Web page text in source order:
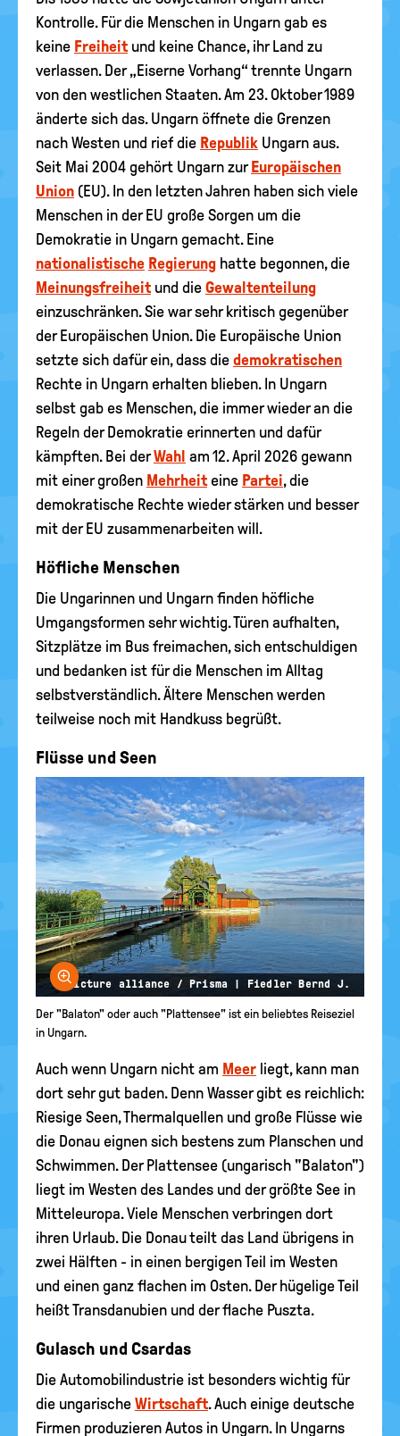
Kontrolle. Für die Menschen in Ungarn gab es
keine Freiheitund keine Chance, ihr Land zu
verlassen. Der „Eiserne Vorhang“ trennte Ungarn
von den westlichen Staaten. Am 23. Oktober 1989
änderte sich das. Ungarn öffnete die Grenzen
nach Westen und rief die Republik Ungarn aus.
Seit Mai 2004 gehört Ungarn zur Europäischen
Union (EU). In den letzten Jahren haben sich viele
Menschen in der EU große Sorgen um die
Demokratie in Ungarn gemacht. Eine
nationalistische Regierung hatte begonnen, die
Meinungsfreiheitund die Gewaltenteilung
einzuschränken. Sie war sehr kritisch gegenüber
der Europäischen Union. Die Europäische Union
setzte sich dafür ein, dass die demokratischen
Rechte in Ungarn erhalten blieben. In Ungarn
selbst gab es Menschen, die immer wieder an die
Regeln der Demokratie erinnerten und dafür
kämpften. Bei derWahl am 12. April 2026 gewann
mit einer großen Mehrheiteine Partei, die
demokratische Rechte wieder stärken und besser
mit der EU zusammenarbeiten will.
Höfliche Menschen
Die Ungarinnen und Ungarn finden höfliche
Umgangsformen sehr wichtig. Türen aufhalten,
Sitzplätze im Bus freimachen, sich entschuldigen
und bedanken ist für die Menschen im Alltag
selbstverständlich. Ältere Menschen werden
teilweise noch mit Handkuss begrüßt.
Flüsse und Seen
Bild vergrößern
© picture alliance / Prisma | Fiedler Bernd J.
Der "Balaton" oder auch "Plattensee" ist ein beliebtes Reiseziel
in Ungarn.
Auch wenn Ungarn nicht am Meer liegt, kann man
dort sehr gut baden. Denn Wasser gibt es reichlich:
Riesige Seen, Thermalquellen und große Flüsse wie
die Donau eignen sich bestens zum Planschen und
Schwimmen. Der Plattensee (ungarisch "Balaton")
liegt im Westen des Landes und der größte See in
Mitteleuropa. Viele Menschen verbringen dort
ihren Urlaub. Die Donau teilt das Land übrigens in
zwei Hälften - in einen bergigen Teil im Westen
und einen ganz flachen im Osten. Der hügelige Teil
heißt Transdanubien und der flache Puszta.
Gulasch und Csardas
Die Automobilindustrie ist besonders wichtig für
die ungarische Wirtschaft. Auch einige deutsche
Firmen produzieren Autos in Ungarn. In Ungarns